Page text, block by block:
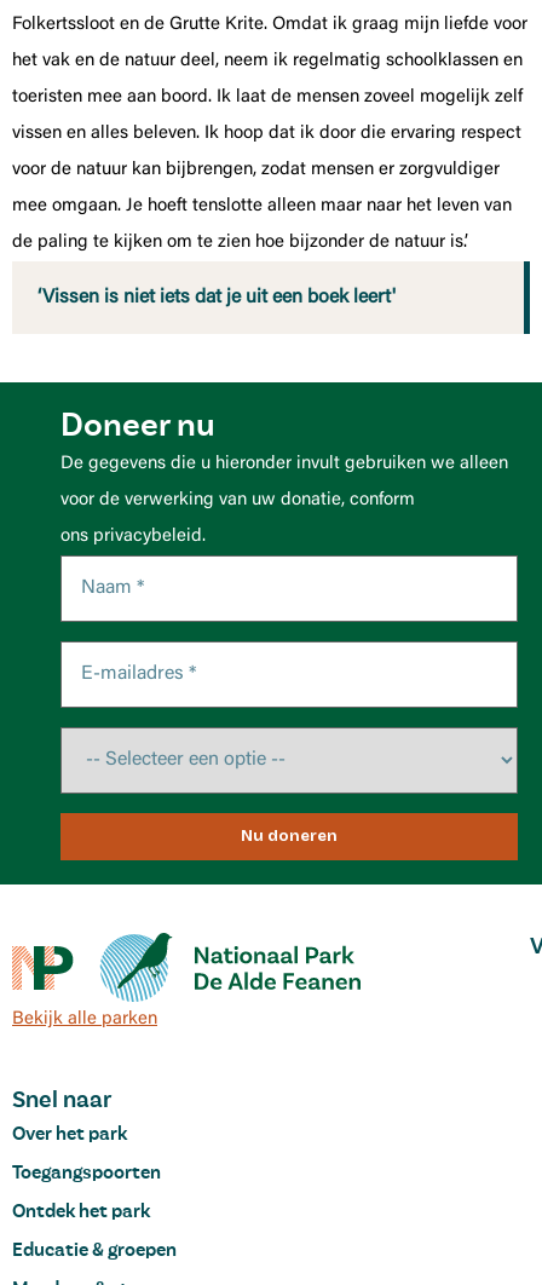
Folkertssloot en de Grutte Krite. Omdat ik graag mijn liefde voor
het vak en de natuur deel, neem ik regelmatig schoolklassen en
toeristen mee aan boord. Ik laat de mensen zoveel mogelijk zelf
vissen en alles beleven. Ik hoop dat ik door die ervaring respect
voor de natuur kan bijbrengen, zodat mensen er zorgvuldiger
mee omgaan. Je hoeft tenslotte alleen maar naar het leven van
de paling te kijken om te zien hoe bijzonder de natuur is.’
‘Vissen is niet iets dat je uit een boek leert'
Doneer nu
De gegevens die u hieronder invult gebruiken we alleen
voor de verwerking van uw donatie, conform
ons privacybeleid.
Nu doneren
Bekijk alle parken
Snel naar
Over het park
Toegangspoorten
Ontdek het park
Educatie & groepen